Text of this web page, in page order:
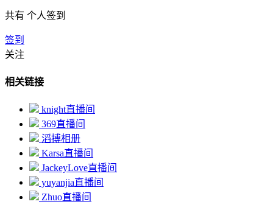
共有 个人签到
签到
关注
相关链接
knight直播间
369直播间
滔搏相册
Karsa直播间
JackeyLove直播间
yuyanjia直播间
Zhuo直播间